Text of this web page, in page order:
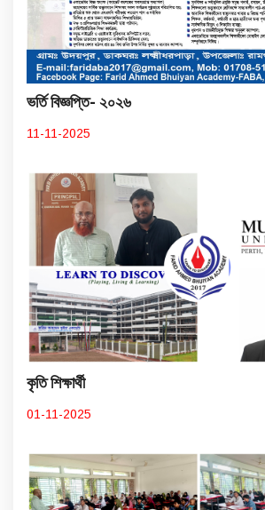
ভর্তি বিজ্ঞপ্তি- ২০২৬
11-11-2025
কৃতি শিক্ষার্থী
01-11-2025